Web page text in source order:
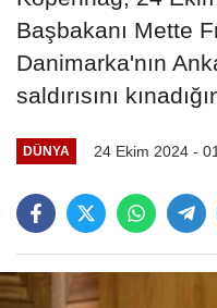
Başbakanı Mette
Danimarka'nın
saldırısını
DÜNYA 24 Ekim 2024 -